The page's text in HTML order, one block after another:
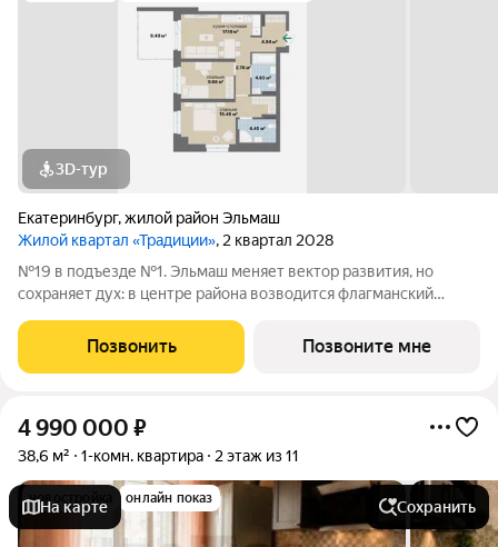
3D-тур
Екатеринбург,жилой район Эльмаш
Жилой квартал «Традиции», 2 квартал 2028
№19 в подъезде №1. Эльмаш меняет вектор развития, но
сохраняет дух: в центре района возводится флагманский
поколениями инженеров и архитекторов. «Традиции»
расположен напротив парка
Позвонить Позвоните мне
4 990 000 ₽
38,6 м² 1-комн. квартира 2 этаж из 11
новостройка онлайн показ
На карте Сохранить